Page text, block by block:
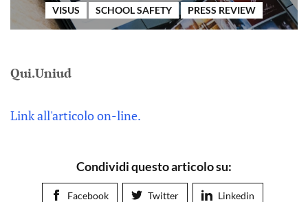
VISUS SCHOOL SAFETY PRESS REVIEW
Qui.Uniud
Link all'articolo on-line.
Condividi questo articolo su:
Facebook Twitter Linkedin